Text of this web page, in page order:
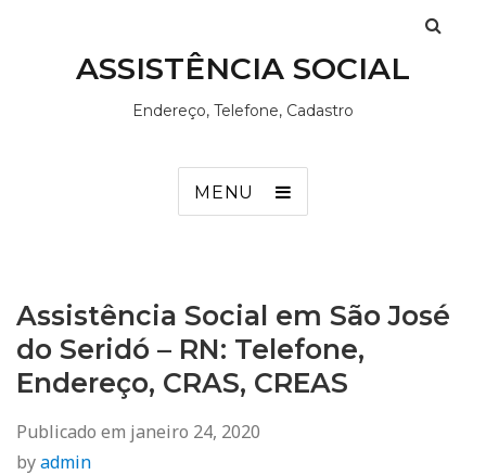
ASSISTÊNCIA SOCIAL
Endereço, Telefone, Cadastro
MENU
Assistência Social em São José
do Seridó – RN: Telefone,
Endereço, CRAS, CREAS
Publicado em janeiro 24, 2020
byadmin